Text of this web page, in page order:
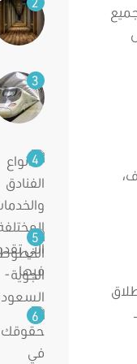
3
4
5
6